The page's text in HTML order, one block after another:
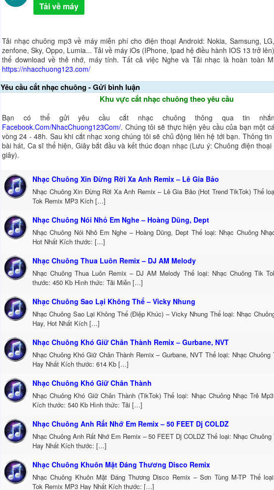
Tải về máy
Tải nhạc chuông mp3 về máy miễn phí cho điện thoại Android: Nokia, Samsung,
zenfone, Sky, Oppo, Lumia... Tải về máy iOs (IPhone, Ipad hệ điều hành IOS 13 trở
thể download về thẻ nhớ, máy tính. Tất cả việc Nghe và Tải nhạc là hoàn toàn
https://nhacchuong123.com/
Yêu cầu cắt nhạc chuông - Gửi bình luận
Khu vực cắt nhạc chuông theo yêu cầu
Bạn có thể gửi yêu cầu cắt nhạc chuông thông qua tin nhắn
Facebook.Com/NhacChuong123Com/. Chúng tôi sẽ thực hiện yêu cầu của bạn một
vòng 24 - 48h. Sau khi cắt nhạc xong chúng tôi sẽ chủ động liên hệ tới bạn. Thông
bài hát, Ca sĩ thể hiện, Giây bắt đầu và kết thúc đoạn nhạc (Lưu ý: Chuông điện
giây).
Nhạc Chuông Xin Đừng Rời Xa Anh Remix – Lê Gia Bảo
Nhạc Chuông Xin Đừng Rời Xa Anh Remix – Lê Gia Bảo (Hot Trend TikTok) Thể
Tok Remix MP3 Kích […]
Nhạc Chuông Nói Nhỏ Em Nghe – Hoàng Dũng, Dept
Nhạc Chuông Nói Nhỏ Em Nghe – Hoàng Dũng, Dept Thể loại: Nhạc Chuông
Hot Nhất Kích thước: […]
Nhạc Chuông Thua Luôn Remix – DJ AM Melody
Nhạc Chuông Thua Luôn Remix – DJ AM Melody Thể loại: Nhạc Chuông Tik
thước: 450 Kb Hình thức: Tải Miễn […]
Nhạc Chuông Sao Lại Không Thể – Vicky Nhung
Nhạc Chuông Sao Lại Không Thể (Điệp Khúc) – Vicky Nhung Thể loại: Nhạc
Hay, Hot Nhất Kích […]
Nhạc Chuông Khó Giữ Chân Thành Remix – Gurbane, NVT
Nhạc Chuông Khó Giữ Chân Thành Remix – Gurbane, NVT Thể loại: Nhạc
Hay Nhất Kích thước: 614 Kb […]
Nhạc Chuông Khó Giữ Chân Thành
Nhạc Chuông Khó Giữ Chân Thành (TikTok) Thể loại: Nhạc Chuông Nhạc Trẻ
Kích thước: 540 Kb Hình thức: Tải […]
Nhạc Chuông Anh Rất Nhớ Em Remix – 50 FEET Dj COLDZ
Nhạc Chuông Anh Rất Nhớ Em Remix – 50 FEET Dj COLDZ Thể loại: Nhạc
Hay Nhất Kích thước: […]
Nhạc Chuông Khuôn Mặt Đáng Thương Disco Remix
Nhạc Chuông Khuôn Mặt Đáng Thương Disco Remix – Sơn Tùng M-TP Thể
Tok Remix MP3 Hay Nhất Kích thước: […]